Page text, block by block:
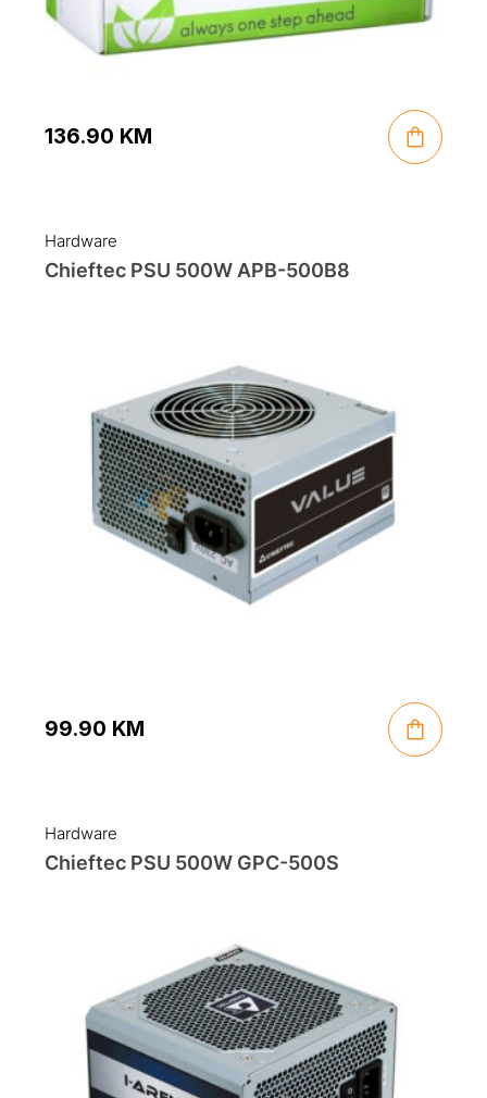
136.90 KM
Hardware
Chieftec PSU 500W APB-500B8
99.90 KM
Hardware
Chieftec PSU 500W GPC-500S